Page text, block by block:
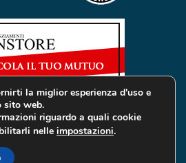
| All rights reserved |
la miglior esperienza d'uso e
sito web.
riguardo a quali cookie
nelle impostazioni.